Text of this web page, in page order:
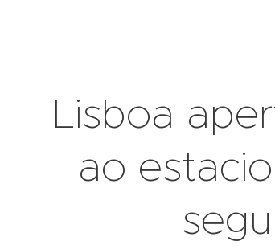
Lisboa
ao